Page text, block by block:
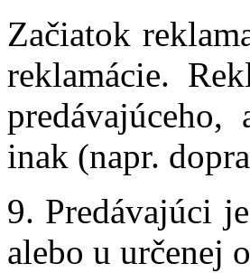
Začiatok
reklamácie.
inak (napr.
9. Predávajúci
alebo u určenej